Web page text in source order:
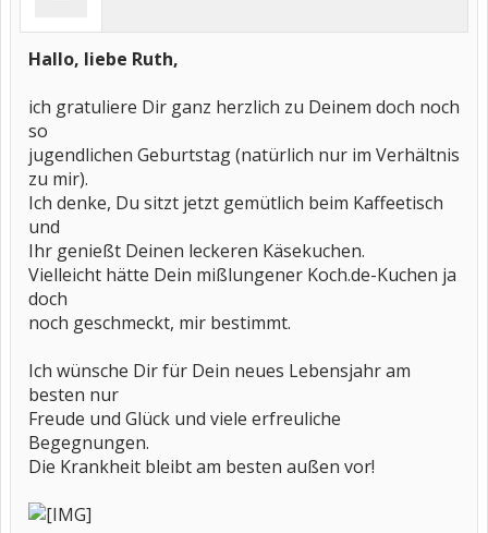
Hallo, liebe Ruth,
ich gratuliere Dir ganz herzlich zu Deinem doch noch
so
jugendlichen Geburtstag (natürlich nur im Verhältnis
zu mir).
Ich denke, Du sitzt jetzt gemütlich beim Kaffeetisch
und
Ihr genießt Deinen leckeren Käsekuchen.
Vielleicht hätte Dein mißlungener Koch.de-Kuchen ja
doch
noch geschmeckt, mir bestimmt.
Ich wünsche Dir für Dein neues Lebensjahr am
besten nur
Freude und Glück und viele erfreuliche
Begegnungen.
Die Krankheit bleibt am besten außen vor!